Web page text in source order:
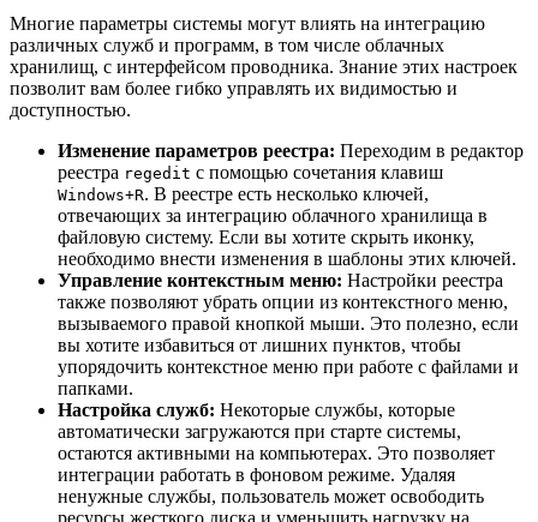
Многие параметры системы могут влиять на интеграцию
различных служб и программ, в том числе облачных
хранилищ, с интерфейсом проводника. Знание этих настроек
позволит вам более гибко управлять их видимостью и
доступностью.
Изменение параметров реестра: Переходим в редактор
реестра regedit с помощью сочетания клавиш
Windows+R. В реестре есть несколько ключей,
отвечающих за интеграцию облачного хранилища в
файловую систему. Если вы хотите скрыть иконку,
необходимо внести изменения в шаблоны этих ключей.
Управление контекстным меню: Настройки реестра
также позволяют убрать опции из контекстного меню,
вызываемого правой кнопкой мыши. Это полезно, если
вы хотите избавиться от лишних пунктов, чтобы
упорядочить контекстное меню при работе с файлами и
папками.
Настройка служб: Некоторые службы, которые
автоматически загружаются при старте системы,
остаются активными на компьютерах. Это позволяет
интеграции работать в фоновом режиме. Удаляя
ненужные службы, пользователь может освободить